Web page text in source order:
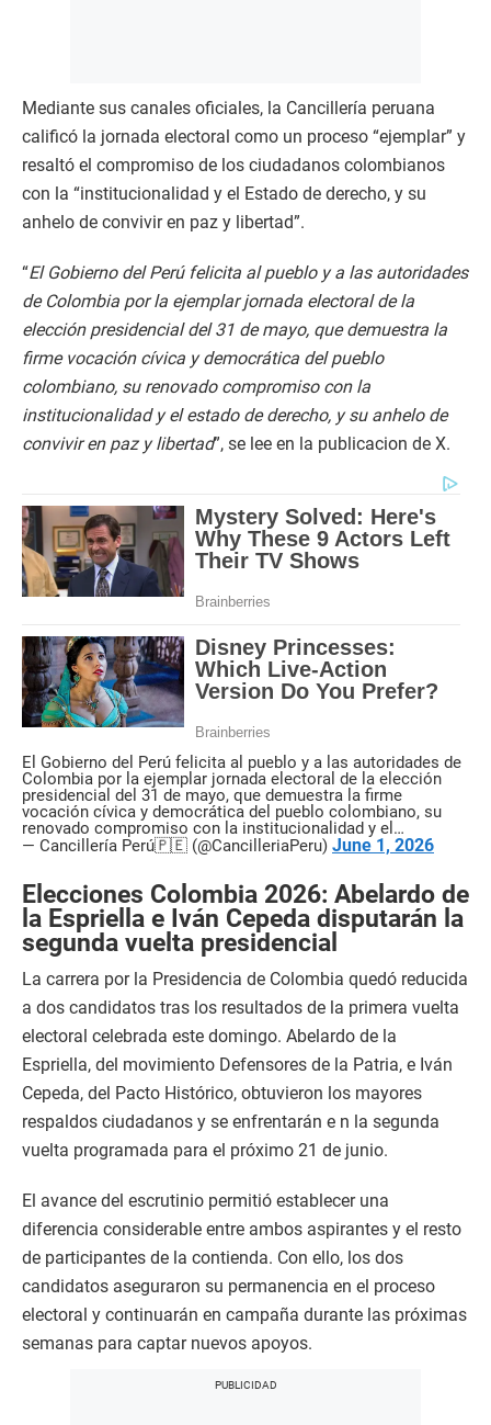
Mediante sus canales oficiales, la Cancillería peruana
calificó la jornada electoral como un proceso “ejemplar” y
resaltó el compromiso de los ciudadanos colombianos
con la “institucionalidad y el Estado de derecho, y su
anhelo de convivir en paz y libertad”.
“El Gobierno del Perú felicita al pueblo y a las autoridades
de Colombia por la ejemplar jornada electoral de la
elección presidencial del 31 de mayo, que demuestra la
firme vocación cívica y democrática del pueblo
colombiano, su renovado compromiso con la
institucionalidad y el estado de derecho, y su anhelo de
convivir en paz y libertad”, se lee en la publicacion de X.
El Gobierno del Perú felicita al pueblo y a las autoridades de
Colombia por la ejemplar jornada electoral de la elección
presidencial del 31 de mayo, que demuestra la firme
vocación cívica y democrática del pueblo colombiano, su
renovado compromiso con la institucionalidad y el…
— Cancillería Perú🇵🇪 (@CancilleriaPeru) June 1, 2026
Elecciones Colombia 2026: Abelardo de
la Espriella e Iván Cepeda disputarán la
segunda vuelta presidencial
La carrera por la Presidencia de Colombia quedó reducida
a dos candidatos tras los resultados de la primera vuelta
electoral celebrada este domingo. Abelardo de la
Espriella, del movimiento Defensores de la Patria, e Iván
Cepeda, del Pacto Histórico, obtuvieron los mayores
respaldos ciudadanos y se enfrentarán e n la segunda
vuelta programada para el próximo 21 de junio.
El avance del escrutinio permitió establecer una
diferencia considerable entre ambos aspirantes y el resto
de participantes de la contienda. Con ello, los dos
candidatos aseguraron su permanencia en el proceso
electoral y continuarán en campaña durante las próximas
semanas para captar nuevos apoyos.